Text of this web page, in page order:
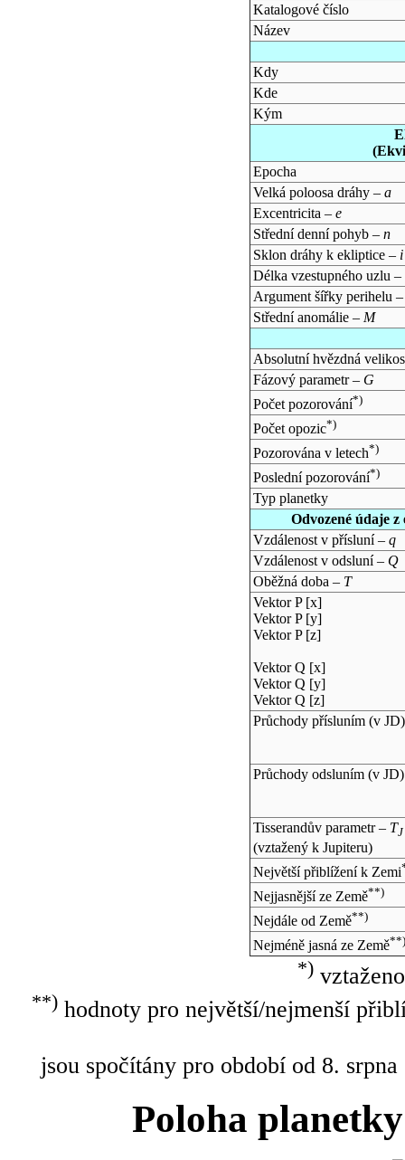
Katalogové číslo
Název
Kdy
Kde
Kým
Epocha
Velká poloosa dráhy – a
Excentricita – e
Střední denní pohyb – n
Sklon dráhy k ekliptice – i
Délka vzestupného uzlu –
Argument šířky perihelu
Střední anomálie – M
Absolutní hvězdná
Fázový parametr – G
Počet pozorování*)
Počet opozic*)
Pozorována v letech*)
Poslední pozorování*)
Typ planetky
Odvozené údaje
Vzdálenost v přísluní – q
Vzdálenost v odsluní – Q
Oběžná doba – T
Vektor P [x]
Vektor P [y]
Vektor P [z]
Vektor Q [x]
Vektor Q [y]
Vektor Q [z]
Průchody přísluním (v JD)
Průchody odsluním (v JD)
Tisserandův parametr – TJ
(vztažený k Jupiteru)
Největší přiblížení k Zemi
Nejjasnější ze Země**)
Nejdále od Země**)
Nejméně jasná ze Země**)
*)
**)hodnoty pro největší/nejmenší
jsou spočítány pro období od 8.
Poloha